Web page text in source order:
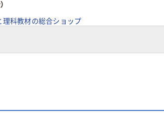
理科教材の総合ショップ